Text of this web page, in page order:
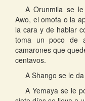
A Orunmila se
Awo, el omofa o la
la cara y de hablar
toma un poco de
camarones que
centavos.
A Shango se le
A Yemaya se le